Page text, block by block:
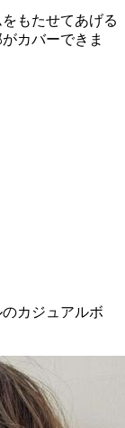
もたせてあげる
カバーできま
カジュアルボ